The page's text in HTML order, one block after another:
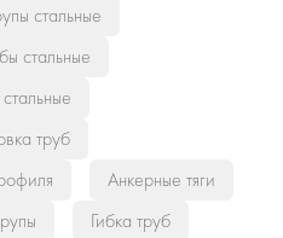
стальные
стальные
труб
Анкерные тяги
Гибка труб